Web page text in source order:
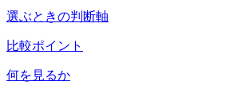
選ぶときの判断軸
比較ポイント
何を見るか